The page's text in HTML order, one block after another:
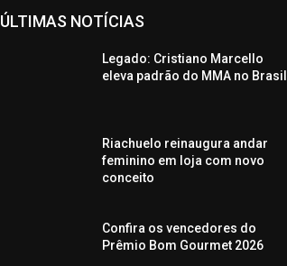
ÚLTIMAS NOTÍCIAS
Legado: Cristiano Marcello
eleva padrão do MMA no Brasil
Riachuelo reinaugura andar
feminino em loja com novo
conceito
Confira os vencedores do
Prêmio Bom Gourmet 2026